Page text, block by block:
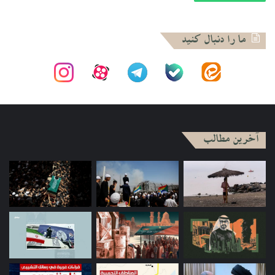
اراده حتی به صورتی کاملاً رسمی و تشریفاتی نیز اعمال می‌شود.
تناقض‌آمیز را برای نظام‌های عربی به وجود آورده است. جامعه‌های
درونی، سازمان و آگاهی حقیقتاً مدرن است. نوسازی‌هایی هم که
کرده است. به باور شرابی، نظام پدرسالاری جدید نظامی شبه
شرابی پس از ترسیم این ساختار کلی از جوامع عربی، به سروقت
برخی از مقولات در این جوامع هم رفت. او کتابی منتشر کرد با
عنوان «نقد تمدنی جامعه عرب». در این کتاب به برخی از مفاهیم
و مقولات در نظام پدرسالاری جدید پرداخت. به‌عنوان نمونه بحث از
جنبش زنان، مردسالاری، جنبش‌های نقدی عرب معاصر، تجربه
مواجهه با غرب، را به بحث گذاشت و نشان داد که بر اساس نظام
پدرسالار جدید، چگونه جوامع عربی با مقولات مدرن مواجه
ما را دنبال کنید
آخرین مطالب